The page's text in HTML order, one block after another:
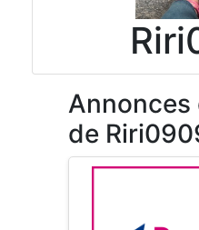
Annonces
de